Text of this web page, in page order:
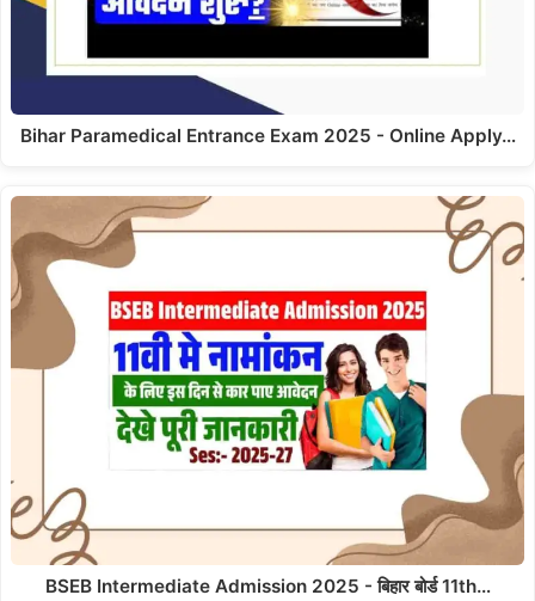
Bihar Paramedical Entrance Exam 2025 - Online Apply…
BSEB Intermediate Admission 2025 - बिहार बोर्ड 11th…